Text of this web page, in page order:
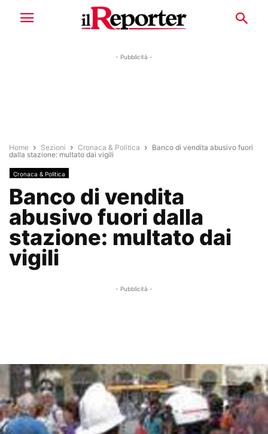
- Pubblicità -
Home Sezioni Cronaca & Politica
Banco di vendita abusivo fuori
dalla stazione: multato dai vigili
Cronaca & Politica
Banco di vendita
abusivo fuori dalla
stazione: multato dai
vigili
- Pubblicità -